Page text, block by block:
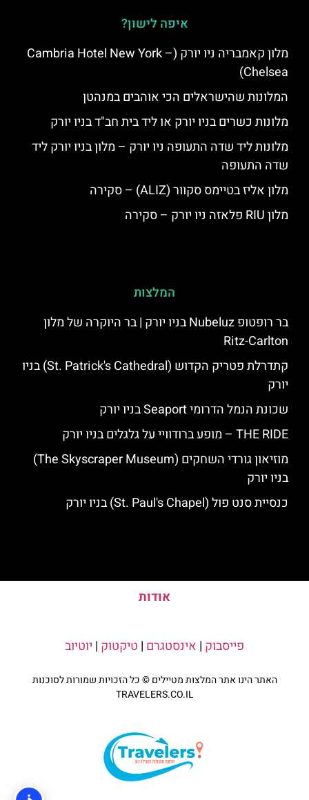
איפה לישון?
מלון קאמבריה ניו יורק (Cambria Hotel New York –
Chelsea)
המלונות שהישראלים הכי אוהבים במנהטן
מלונות כשרים בניו יורק או ליד בית חב"ד בניו יורק
מלונות ליד שדה התעופה ניו יורק – מלון בניו יורק ליד
שדה התעופה
מלון אליז בטיימס סקוור (ALIZ) – סקירה
מלון RIU פלאזה ניו יורק – סקירה
המלצות
בר רופטופ Nubeluz בניו יורק | בר היוקרה של מלון
Ritz-Carlton
קתדרלת פטריק הקדוש (St. Patrick's Cathedral) בניו
יורק
שכונת הנמל הדרומי Seaport בניו יורק
THE RIDE – מופע ברודוויי על גלגלים בניו יורק
מוזיאון גורדי השחקים (The Skyscraper Museum)
בניו יורק
כנסיית סנט פול (St. Paul's Chapel) בניו יורק
אודות
פייסבוק | אינסטגרם | טיקטוק | יוטיוב
האתר הינו אתר המלצות מטיילים © כל הזכויות שמורות לסוכנות
TRAVELERS.CO.IL